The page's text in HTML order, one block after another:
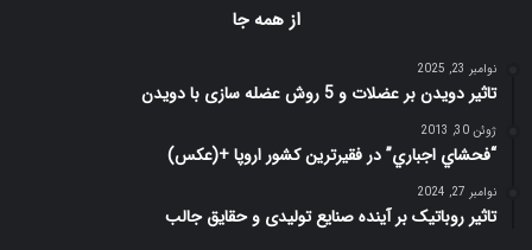
از همه جا
نوامبر 23, 2025
تاثیر دویدن بر عضلات و 5 روش عضله سازی با دویدن
ژوئن 30, 2013
“فحشاي اجباري” در فقيرترين كشور اروپا +(عکس)
نوامبر 27, 2024
تاثیر روباتیک بر آینده صنایع تولیدی و حقایق جالب